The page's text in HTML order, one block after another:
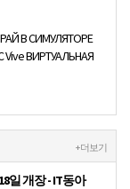
В СИМУЛЯТОРЕ
Vive ВИРТУАЛЬНАЯ
бога для виртуальной
за своими людьми,...
+ 더보기
일 개장 - IT동아